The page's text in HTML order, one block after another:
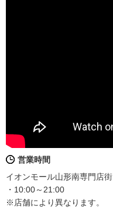
営業時間
イオンモール山形南専門店街
・10:00～21:00
※店舗により異なります。